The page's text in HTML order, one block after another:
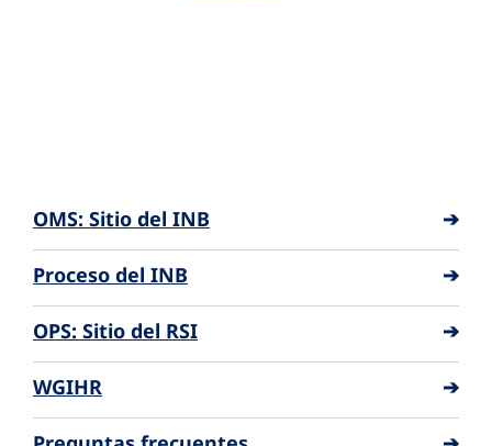
OMS: Sitio del INB ➔
Proceso del INB ➔
OPS: Sitio del RSI ➔
WGIHR ➔